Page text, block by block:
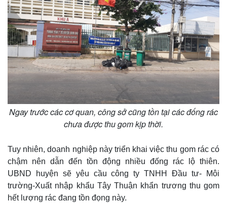
Ngay trước các cơ quan, công sở cũng tồn tại các đống rác
chưa được thu gom kịp thời.
Tuy nhiên, doanh nghiệp này triển khai việc thu gom rác có
chậm nên dẫn đến tồn động nhiều đống rác lộ thiên.
UBND huyện sẽ yêu cầu công ty TNHH Đầu tư- Môi
trường-Xuất nhập khẩu Tây Thuận khẩn trương thu gom
hết lượng rác đang tồn đọng này.